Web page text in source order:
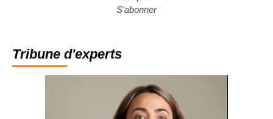
Voir plus
Tribune d'experts